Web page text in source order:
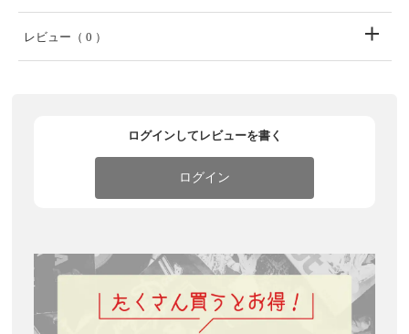
レビュー （ 0 ）
ログインしてレビューを書く
ログイン